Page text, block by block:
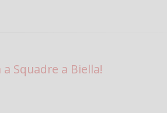
Squadre a Biella!